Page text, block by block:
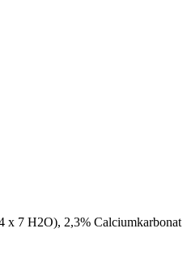
x 7 H2O), 2,3% Calciumkarbonat